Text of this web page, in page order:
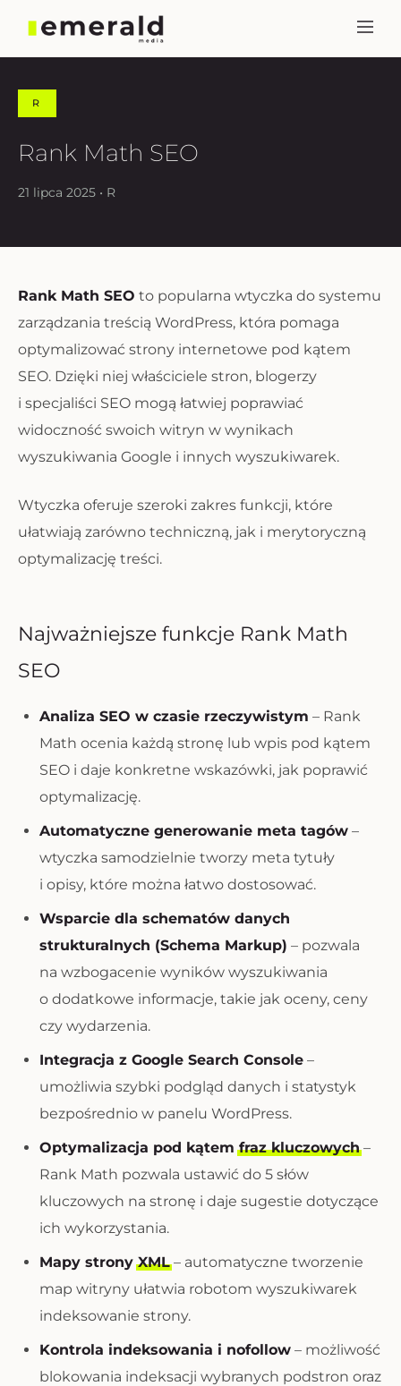
R
Rank Math SEO
21 lipca 2025 • R
Rank Math SEO to popularna wtyczka do systemu
zarządzania treścią WordPress, która pomaga
optymalizować strony internetowe pod kątem
SEO. Dzięki niej właściciele stron, blogerzy
i specjaliści SEO mogą łatwiej poprawiać
widoczność swoich witryn w wynikach
wyszukiwania Google i innych wyszukiwarek.
Wtyczka oferuje szeroki zakres funkcji, które
ułatwiają zarówno techniczną, jak i merytoryczną
optymalizację treści.
Najważniejsze funkcje Rank Math
SEO
Analiza SEO w czasie rzeczywistym – Rank
Math ocenia każdą stronę lub wpis pod kątem
SEO i daje konkretne wskazówki, jak poprawić
optymalizację.
Automatyczne generowanie meta tagów –
wtyczka samodzielnie tworzy meta tytuły
i opisy, które można łatwo dostosować.
Wsparcie dla schematów danych
strukturalnych (Schema Markup) – pozwala
na wzbogacenie wyników wyszukiwania
o dodatkowe informacje, takie jak oceny, ceny
czy wydarzenia.
Integracja z Google Search Console –
umożliwia szybki podgląd danych i statystyk
bezpośrednio w panelu WordPress.
Optymalizacja pod kątemfraz kluczowych–
Rank Math pozwala ustawić do 5 słów
kluczowych na stronę i daje sugestie dotyczące
ich wykorzystania.
Mapy stronyXML– automatyczne tworzenie
map witryny ułatwia robotom wyszukiwarek
indeksowanie strony.
Kontrola indeksowania i nofollow – możliwość
blokowania indeksacji wybranych podstron oraz